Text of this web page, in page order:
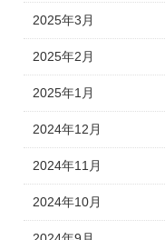
2025年3月
2025年2月
2025年1月
2024年12月
2024年11月
2024年10月